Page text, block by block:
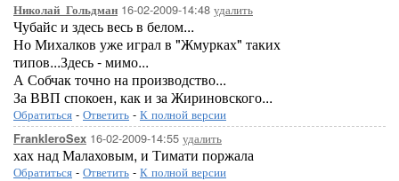
Николай_Гольдман 16-02-2009-14:48 удалить
Чубайс и здесь весь в белом...
Но Михалков уже играл в "Жмурках" таких
типов...Здесь - мимо...
А Собчак точно на производство...
За ВВП спокоен, как и за Жириновского...
Обратиться - Ответить - К полной версии
FrankIeroSex 16-02-2009-14:55 удалить
хах над Малаховым, и Тимати поржала
Обратиться - Ответить - К полной версии